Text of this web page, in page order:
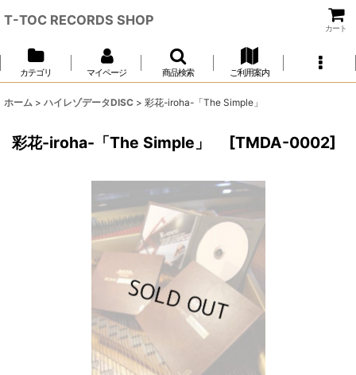
T-TOC RECORDS SHOP
カート
カテゴリ マイページ 商品検索 ご利用案内
ホーム > ハイレゾデータDISC > 彩花-iroha-「The Simple」
彩花-iroha-「The Simple」 [TMDA-0002]